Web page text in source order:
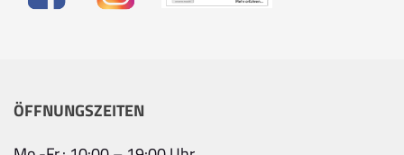
ÖFFNUNGSZEITEN